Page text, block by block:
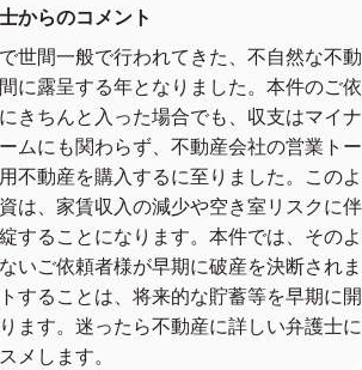
からのコメント
世間一般で行われてきた、不自然な不動
に露呈する年となりました。本件のご依
きちんと入った場合でも、収支はマイナ
ムにも関わらず、不動産会社の営業トー
不動産を購入するに至りました。このよ
は、家賃収入の減少や空き室リスクに伴
することになります。本件では、そのよ
いご依頼者様が早期に破産を決断されま
することは、将来的な貯蓄等を早期に開
ます。迷ったら不動産に詳しい弁護士に
メします。